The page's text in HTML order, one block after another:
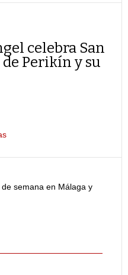
celebra San
Perikín y su
semana en Málaga y